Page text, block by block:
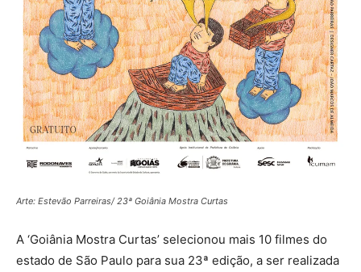
Arte: Estevão Parreiras/ 23ª Goiânia Mostra Curtas
A ‘Goiânia Mostra Curtas’ selecionou mais 10 filmes do
estado de São Paulo para sua 23ª edição, a ser realizada